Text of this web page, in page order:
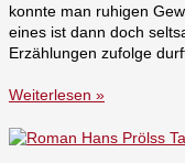
konnte man ruhigen
eines ist dann doch
Erzählungen zufolge
Weiterlesen »